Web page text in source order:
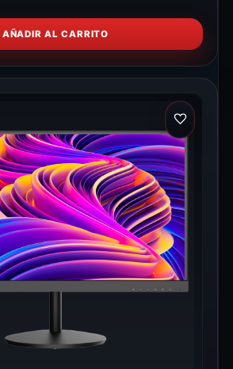
AÑADIR AL CARRITO